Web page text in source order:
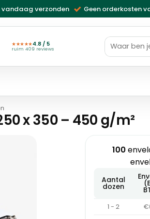
vandaag verzonden Geen orderkosten
★★★★★4.8 / 5
ruim 409 reviews
Zoeken
naar:
x 350 – 450 g/m²
100
Aantal
dozen
1 - 2